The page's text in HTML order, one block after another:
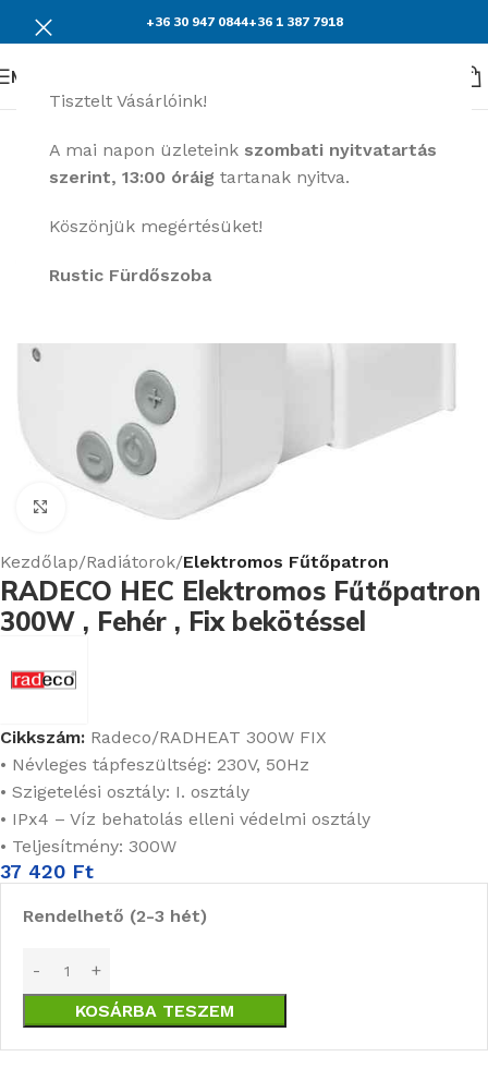
Tisztelt Vásárlóink!
A mai napon üzleteink szombati nyitvatartás
szerint, 13:00 óráig tartanak nyitva.
Köszönjük megértésüket!
Rustic Fürdőszoba
+36 30 947 0844+36 1 387 7918
Menü
Nagyításhoz kattints ide
Kezdőlap Radiátorok Elektromos Fűtőpatron
RADECO HEC Elektromos Fűtőpatron
300W , Fehér , Fix bekötéssel
Cikkszám: Radeco/RADHEAT 300W FIX
• Névleges tápfeszültség: 230V, 50Hz
• Szigetelési osztály: I. osztály
• IPx4 – Víz behatolás elleni védelmi osztály
• Teljesítmény: 300W
37 420 Ft
Rendelhető (2-3 hét)
KOSÁRBA TESZEM